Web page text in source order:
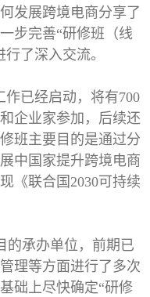
发展跨境电商分享了
步完善“研修班（线
了深入交流。
作已经启动，将有700
企业家参加，后续还
班主要目的是通过分
中国家提升跨境电商
《联合国2030可持续
的承办单位，前期已
理等方面进行了多次
础上尽快确定“研修